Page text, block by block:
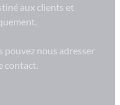
aux clients et
pouvez nous adresser
contact.